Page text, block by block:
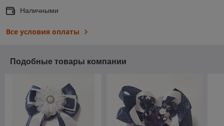
Наличными
Все условия оплаты
Подобные товары компании